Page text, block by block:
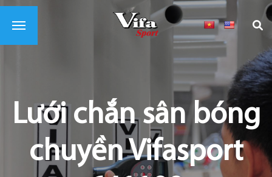
Lưới chắn sân bóng
chuyền Vifasport